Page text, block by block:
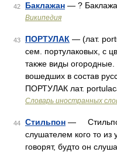
42 Баклажан — ?
Википедия
43 ПОРТУЛАК — (лат.
сем. портулаковых, с
также виды
вошедших в состав
ПОРТУЛАК лат.
Словарь иностранных
44 Стильпон —
слушателем кого то из
говорят, будто он